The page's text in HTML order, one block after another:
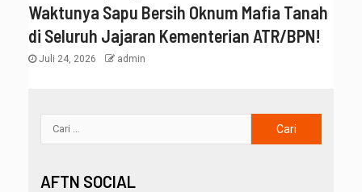
Waktunya Sapu Bersih Oknum Mafia Tanah
di Seluruh Jajaran Kementerian ATR/BPN!
Juli 24, 2026 admin
AFTN SOCIAL